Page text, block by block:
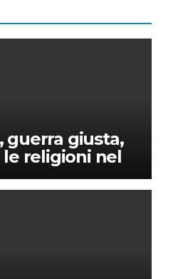
guerra giusta,
le religioni nel
mondiale